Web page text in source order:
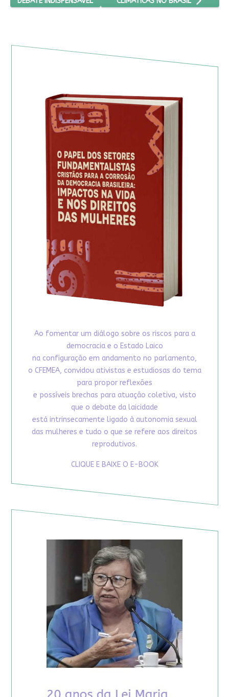
Ao fomentar um diálogo sobre os riscos para a
democracia e o Estado Laico
na configuração em andamento no parlamento,
o CFEMEA, convidou ativistas e estudiosas do tema
para propor reflexões
e possíveis brechas para atuação coletiva, visto
que o debate da laicidade
está intrinsecamente ligado à autonomia sexual
das mulheres e tudo o que se refere aos direitos
reprodutivos.
CLIQUE E BAIXE O E-BOOK